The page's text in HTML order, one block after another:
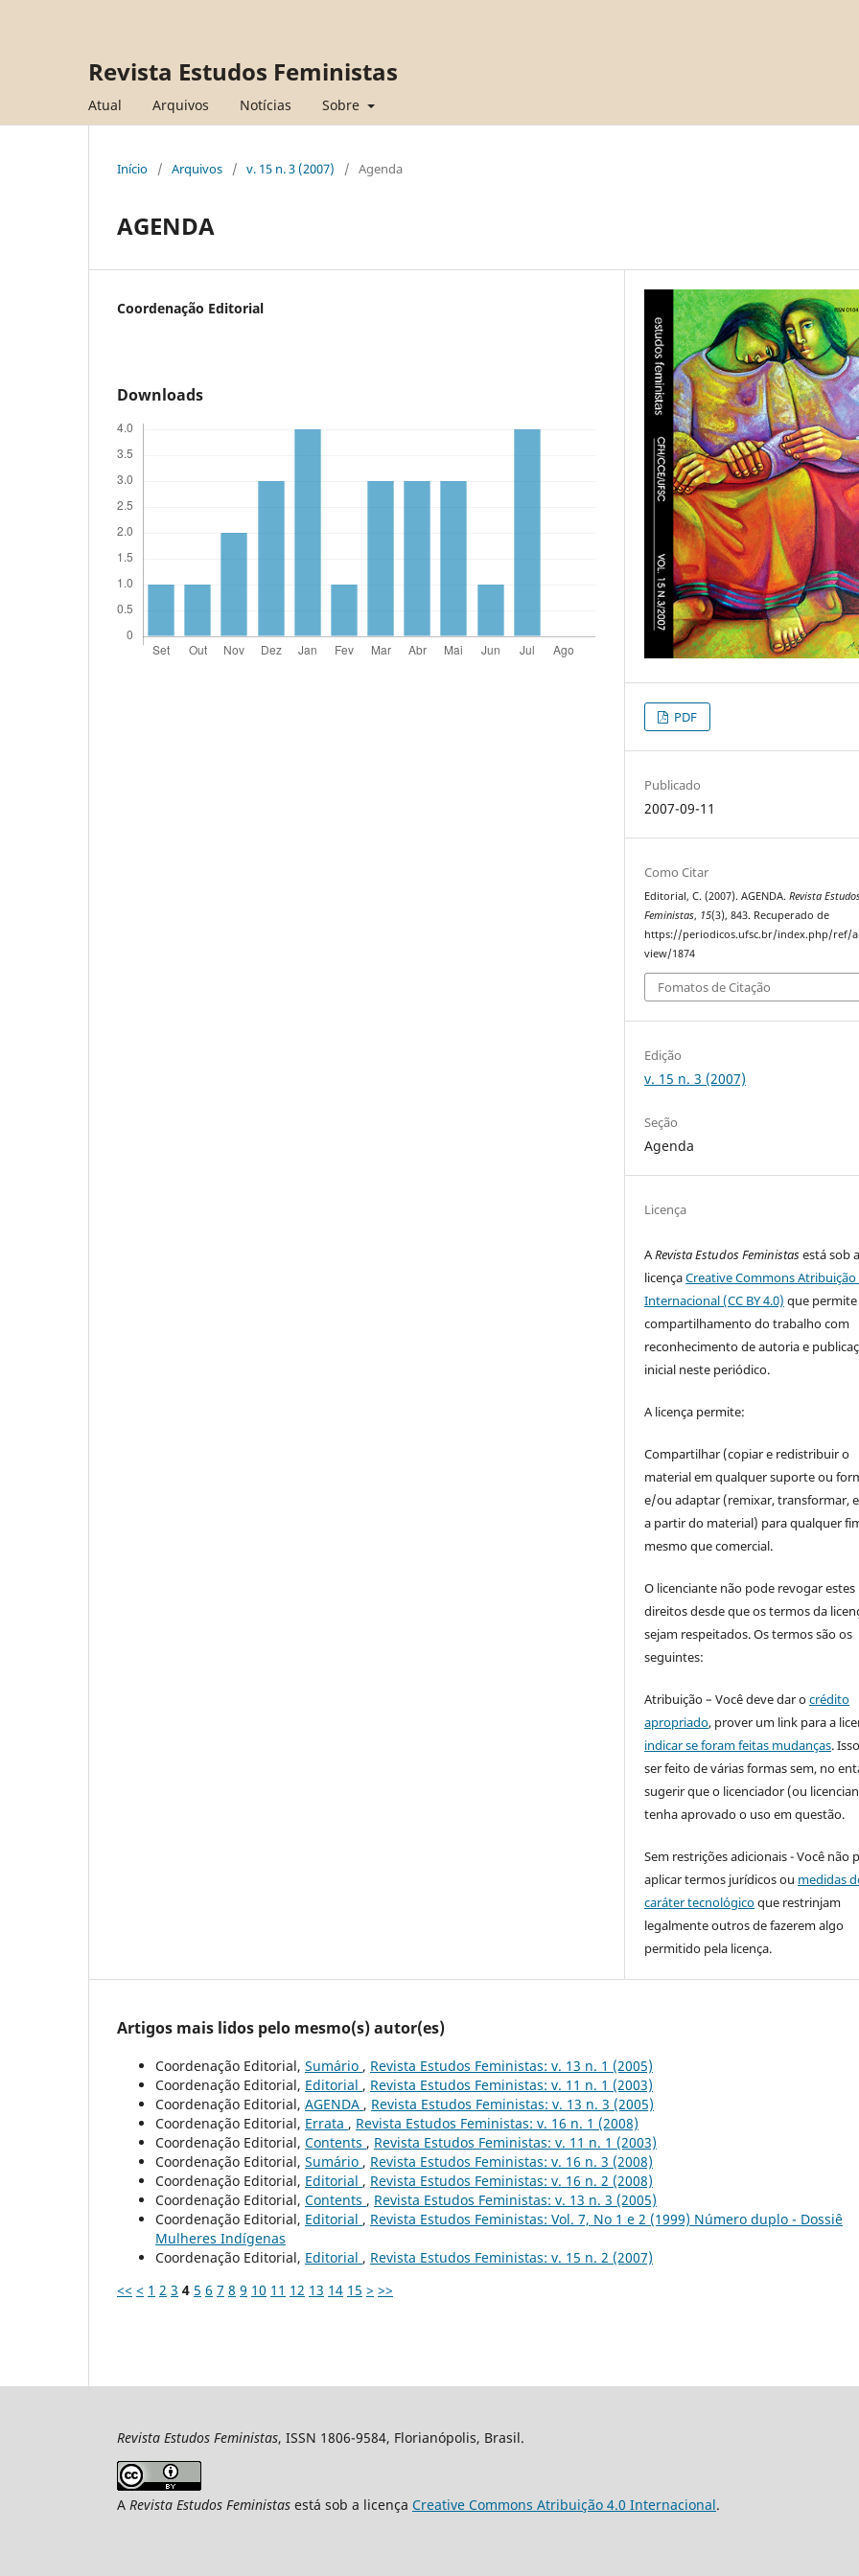
Revista Estudos Feministas
Atual Arquivos Notícias Sobre
Início / Arquivos / v. 15 n. 3 (2007) / Agenda
AGENDA
Coordenação Editorial
Downloads
PDF
Publicado
2007-09-11
Como Citar
Editorial, C. (2007). AGENDA.Revista
Feministas, 15(3), 843. Recuperado de
https://periodicos.ufsc.br/index.php/ref/
view/1874
Fomatos de Citação
Edição
v. 15 n. 3 (2007)
Seção
Agenda
Licença
ARevista Estudos Feministasestá sob a
licençaCreative Commons Atribuição
Internacional (CC BY 4.0) que
compartilhamento do trabalho com
reconhecimento de autoria e
inicial neste periódico.
A licença permite:
Compartilhar (copiar e redistribuir o
material em qualquer suporte ou
e/ou adaptar (remixar, transformar,
a partir do material) para qualquer
mesmo que comercial.
O licenciante não pode revogar estes
direitos desde que os termos da
sejam respeitados. Os termos são os
seguintes:
Atribuição – Você deve dar ocrédito
apropriado, prover um link para a
indicar se foram feitas mudanças.
ser feito de várias formas sem, no
sugerir que o licenciador (ou
tenha aprovado o uso em questão.
Sem restrições adicionais - Você não
aplicar termos jurídicos ou medidas
caráter tecnológicoque restrinjam
legalmente outros de fazerem algo
permitido pela licença.
Artigos mais lidos pelo mesmo(s) autor(es)
Coordenação Editorial, Sumário , Revista Estudos Feministas: v. 13 n. 1 (2005)
Coordenação Editorial, Editorial , Revista Estudos Feministas: v. 11 n. 1 (2003)
Coordenação Editorial, AGENDA , Revista Estudos Feministas: v. 13 n. 3 (2005)
Coordenação Editorial, Errata , Revista Estudos Feministas: v. 16 n. 1 (2008)
Coordenação Editorial, Contents , Revista Estudos Feministas: v. 11 n. 1 (2003)
Coordenação Editorial, Sumário , Revista Estudos Feministas: v. 16 n. 3 (2008)
Coordenação Editorial, Editorial , Revista Estudos Feministas: v. 16 n. 2 (2008)
Coordenação Editorial, Contents , Revista Estudos Feministas: v. 13 n. 3 (2005)
Coordenação Editorial, Editorial , Revista Estudos Feministas: Vol. 7, No 1 e 2 (1999) Número duplo - Dossiê
Mulheres Indígenas
Coordenação Editorial, Editorial , Revista Estudos Feministas: v. 15 n. 2 (2007)
<< < 1 2 3 4 5 6 7 8 9 10 11 12 13 14 15 > >>
Revista Estudos Feministas, ISSN 1806-9584, Florianópolis, Brasil.
A Revista Estudos Feministas está sob a licença Creative Commons Atribuição 4.0 Internacional.